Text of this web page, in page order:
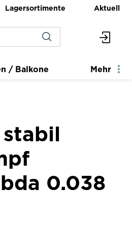
Lagersortimente Aktuell
/ Balkone Mehr
0.038